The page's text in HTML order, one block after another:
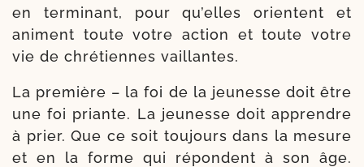
en ter­mi­nant, pour qu’elles orientent et
animent toute votre action et toute votre
vie de chré­tiennes vaillantes.
La pre­mière – la foi de la jeu­nesse doit être
une foi priante. La jeu­nesse doit apprendre
à prier. Que ce soit tou­jours dans la mesure
et en la forme qui répondent à son âge.